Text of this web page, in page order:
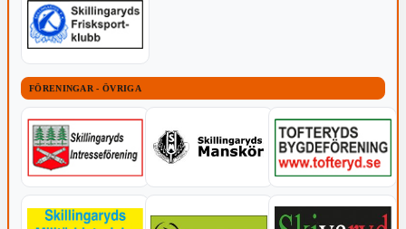
FÖRENINGAR - ÖVRIGA